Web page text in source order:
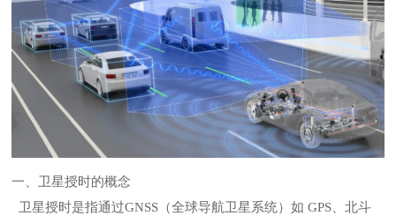
一、卫星授时的概念
卫星授时是指通过GNSS（全球导航卫星系统）如 GPS、北斗